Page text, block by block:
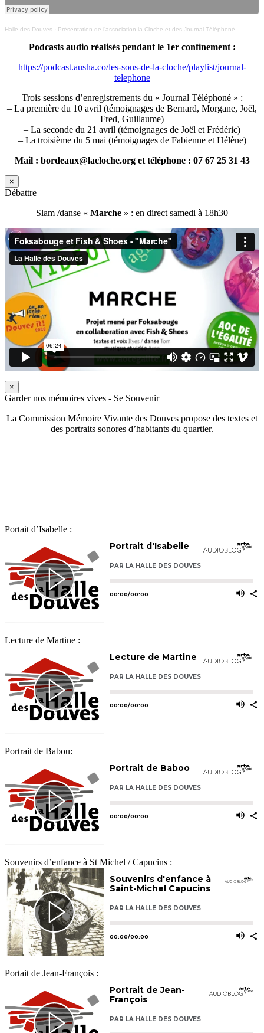
Halle des Douves · Présentation de l’association la Cloche et des Journal Téléphoné
Podcasts audio réalisés pendant le 1er confinement :
https://podcast.ausha.co/les-sons-de-la-cloche/playlist/journal-
telephone
Trois sessions d’enregistrements du « Journal Téléphoné » :
– La première du 10 avril (témoignages de Bernard, Morgane, Joël,
Fred, Guillaume)
– La seconde du 21 avril (témoignages de Joël et Frédéric)
– La troisième du 5 mai (témoignages de Fabienne et Hélène)
Mail : bordeaux@lacloche.org et téléphone : 07 67 25 31 43
×
Débattre
Slam /danse « Marche » : en direct samedi à 18h30
×
Garder nos mémoires vives - Se Souvenir
La Commission Mémoire Vivante des Douves propose des textes et
des portraits sonores d’habitants du quartier.
Portait d’Isabelle :
Lecture de Martine :
Portrait de Babou:
Souvenirs d’enfance à St Michel / Capucins :
Portait de Jean-François :